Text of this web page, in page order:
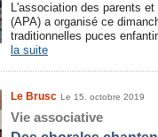
L'association des parents
(APA) a organisé ce
traditionnelles puces
la suite
Le Brusc Le 15. octobre 2019
Vie associative